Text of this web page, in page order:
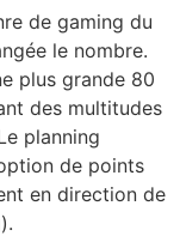
de gaming du
le nombre.
plus grande 80
des multitudes
planning
de points
en direction de